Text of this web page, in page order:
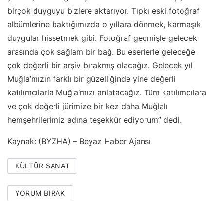
birçok duyguyu bizlere aktarıyor. Tıpkı eski fotoğraf
albümlerine baktığımızda o yıllara dönmek, karmaşık
duygular hissetmek gibi. Fotoğraf geçmişle gelecek
arasında çok sağlam bir bağ. Bu eserlerle geleceğe
çok değerli bir arşiv bırakmış olacağız. Gelecek yıl
Muğla’mızın farklı bir güzelliğinde yine değerli
katılımcılarla Muğla’mızı anlatacağız. Tüm katılımcılara
ve çok değerli jürimize bir kez daha Muğlalı
hemşehrilerimiz adına teşekkür ediyorum” dedi.
Kaynak: (BYZHA) – Beyaz Haber Ajansı
KÜLTÜR SANAT
YORUM BIRAK